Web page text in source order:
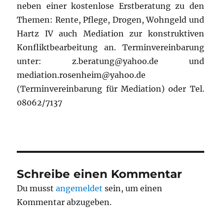
neben einer kostenlose Erstberatung zu den
Themen: Rente, Pflege, Drogen, Wohngeld und
Hartz IV auch Mediation zur konstruktiven
Konfliktbearbeitung an. Terminvereinbarung
unter: z.beratung@yahoo.de und
mediation.rosenheim@yahoo.de
(Terminvereinbarung für Mediation) oder Tel.
08062/7137
Schreibe einen Kommentar
Du musstangemeldet sein, um einen
Kommentar abzugeben.